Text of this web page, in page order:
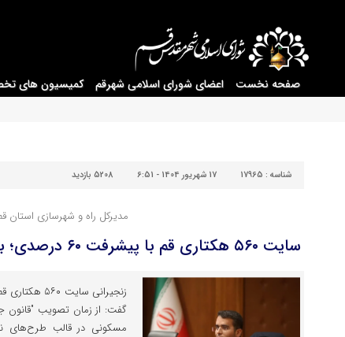
صفحه نخست اعضای شورای اسلامی شهرقم کمیسیون های
شناسه : 17965 17 شهریور 1404 - 6:51 5208 بازدید
مدیرکل راه و شهرسازی استان
سایت ۵۶۰ هکتاری قم با پیشرفت ۶۰ درصدی؛ بزرگ‌ترین پروژه عمرانی کشور
زنجیرانی
مسکونی در قالب طرح‌های